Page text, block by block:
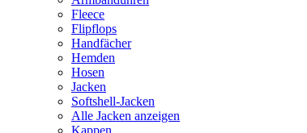
Fleece
Flipflops
Handfächer
Hemden
Hosen
Jacken
Softshell-Jacken
Alle Jacken anzeigen
Kappen